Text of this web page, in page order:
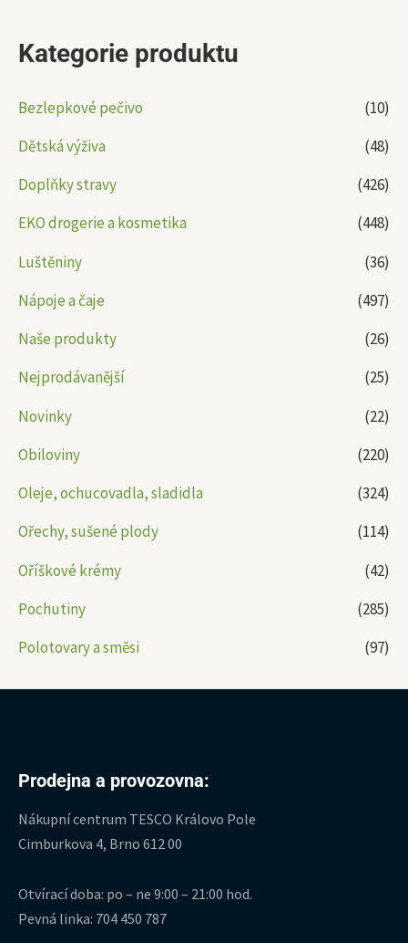
Kategorie produktu
Bezlepkové pečivo
(10)
Dětská výživa
(48)
Doplňky stravy
(426)
EKO drogerie a kosmetika
(448)
Luštěniny
(36)
Nápoje a čaje
(497)
Naše produkty
(26)
Nejprodávanější
(25)
Novinky
(22)
Obiloviny
(220)
Oleje, ochucovadla, sladidla
(324)
Ořechy, sušené plody
(114)
Oříškové krémy
(42)
Pochutiny
(285)
Polotovary a směsi
(97)
Prodejna a provozovna:
Nákupní centrum TESCO Královo Pole
Cimburkova 4, Brno 612 00
Otvírací doba: po – ne 9:00 – 21:00 hod.
Pevná linka: 704 450 787